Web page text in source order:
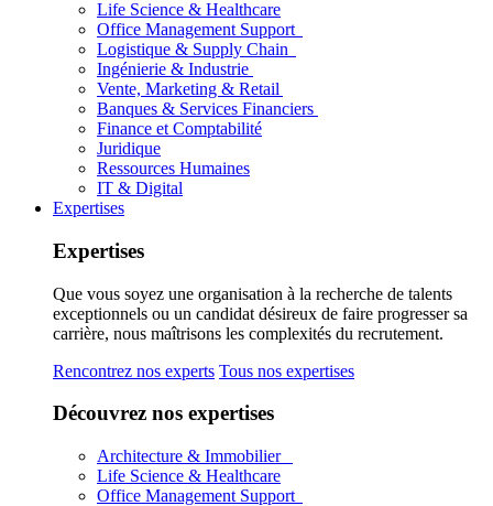
Life Science & Healthcare
Office Management Support
Logistique & Supply Chain
Ingénierie & Industrie
Vente, Marketing & Retail
Banques & Services Financiers
Finance et Comptabilité
Juridique
Ressources Humaines
IT & Digital
Expertises
Expertises
Que vous soyez une organisation à la recherche de talents
exceptionnels ou un candidat désireux de faire progresser sa
carrière, nous maîtrisons les complexités du recrutement.
Rencontrez nos experts Tous nos expertises
Découvrez nos expertises
Architecture & Immobilier
Life Science & Healthcare
Office Management Support